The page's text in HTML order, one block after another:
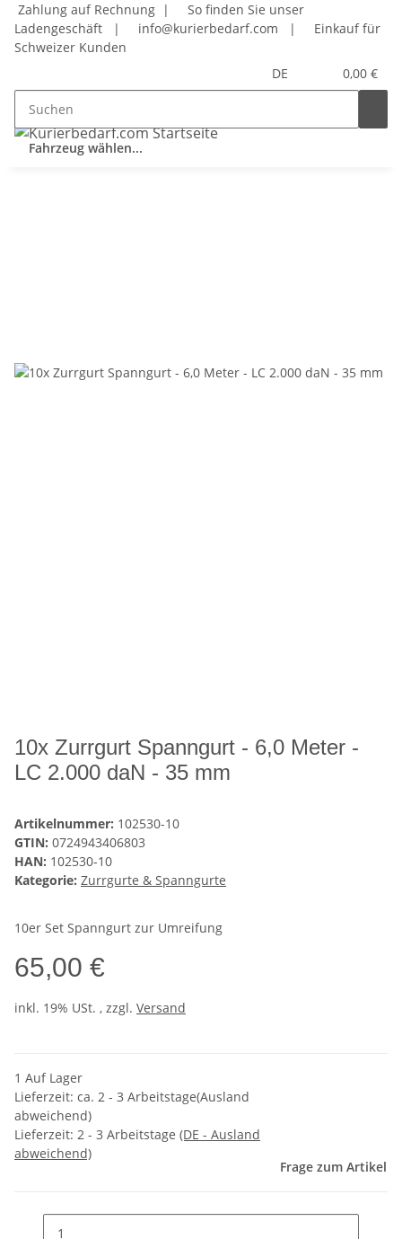
Zahlung auf Rechnung |
So finden Sie unser
Ladengeschäft
| info@kurierbedarf.com |
Einkauf für
Schweizer Kunden
DE
0,00 €
Fahrzeug wählen...
10x Zurrgurt Spanngurt - 6,0 Meter -
LC 2.000 daN - 35 mm
Artikelnummer: 102530-10
GTIN: 0724943406803
HAN: 102530-10
Kategorie: Zurrgurte & Spanngurte
10er Set Spanngurt zur Umreifung
65,00 €
inkl. 19% USt. , zzgl. Versand
1 Auf Lager
Lieferzeit: ca. 2 - 3 Arbeitstage(Ausland
abweichend)
Lieferzeit: 2 - 3 Arbeitstage (DE - Ausland
abweichend)
Frage zum Artikel